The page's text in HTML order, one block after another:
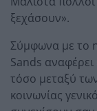
ξεχάσουν».
Σύμφωνα με το
Sands αναφέρει
τόσο μεταξύ
κοινωνίας